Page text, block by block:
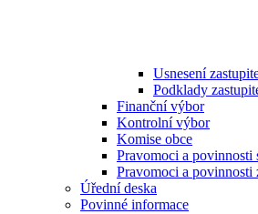
Usnesení
Podklady
Finanční výbor
Kontrolní výbor
Komise obce
Pravomoci a povinnosti
Pravomoci a povinnosti
Úřední deska
Povinné informace